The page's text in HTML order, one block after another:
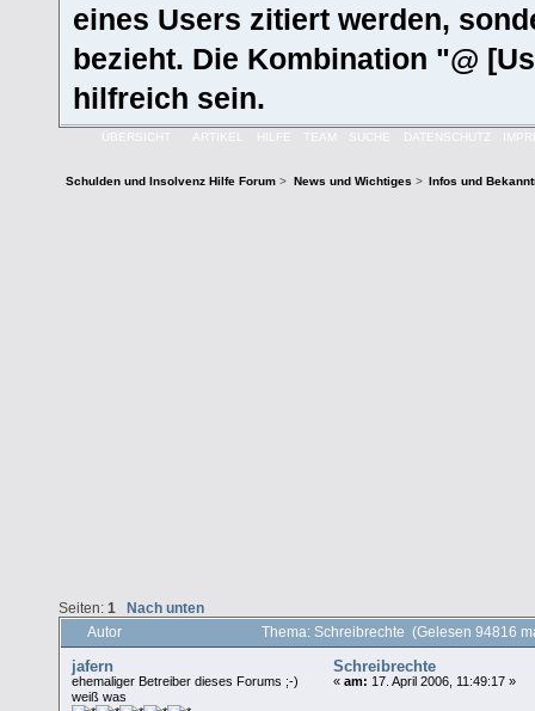
eines Users zitiert werden,
bezieht. Die Kombination "@
hilfreich sein.
ÜBERSICHT ARTIKEL HILFE TEAM SUCHE DATENSCHUTZ
Schulden und Insolvenz Hilfe Forum > News und Wichtiges > Infos und
Seiten: 1 Nach unten
Autor Thema: Schreibrechte (Gelesen 94816
jafern
ehemaliger Betreiber dieses Forums ;-)
weiß was
Schreibrechte
«am: 17. April 2006, 11:49:17 »